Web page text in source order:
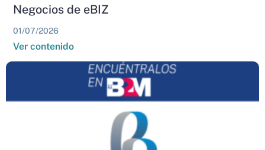
Negocios de eBIZ
01/07/2026
Ver contenido